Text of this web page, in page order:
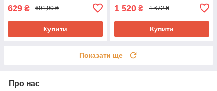
629 ₴ 691,90 ₴
Купити
1 520 ₴ 1 672 ₴
Купити
Показати ще
Про нас